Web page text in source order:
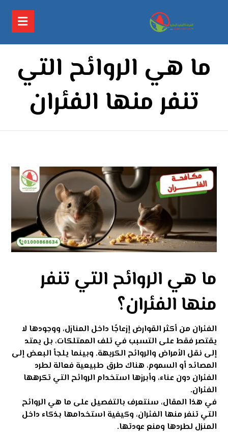
ما هي الروائح التي
تنفر منها الفئران
ما هي الروائح التي تنفر
منها الفئران؟
الفئران من أكثر القوارض إزعاجًا داخل المنازل، ووجودها لا
يقتصر فقط على التسبب في تلف الممتلكات، بل يمتد
إلى نقل الأمراض والروائح الكريهة. وبينما يلجأ البعض إلى
المصائد أو السموم، هناك طرق طبيعية فعالة لطرد
الفئران دون عناء، وأبرزها استخدام الروائح التي تكرهها
الفئران.
في هذا المقال، سنتعرف بالتفصيل على ما هي الروائح
التي تنفر منها الفئران، وكيفية استخدامها بذكاء داخل
المنزل لطردها ومنع عودتها.